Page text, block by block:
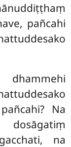
pañcahi
dhammehi
Na
dosāgatiṃ
na